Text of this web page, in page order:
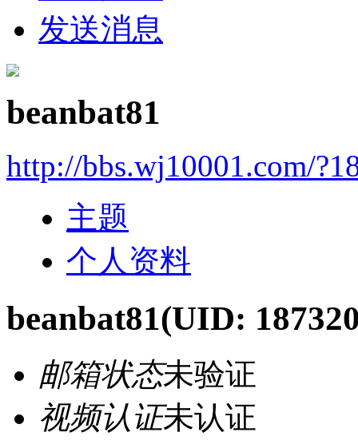
发送消息
beanbat81
http://bbs.wj10001.com/
主题
个人资料
beanbat81(UID:
邮箱状态未验证
视频认证未认证